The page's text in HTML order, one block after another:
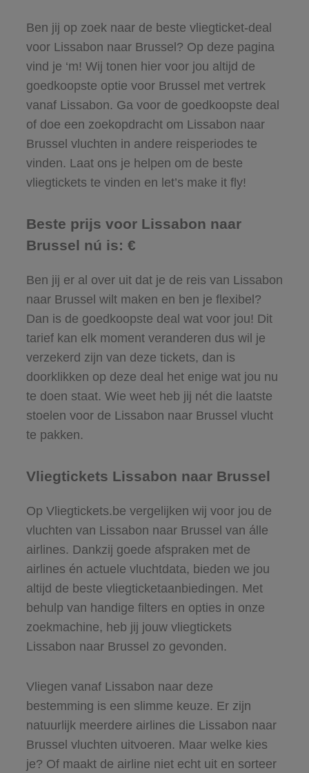
Ben jij op zoek naar de beste vliegticket-deal
voor Lissabon naar Brussel? Op deze pagina
vind je ‘m! Wij tonen hier voor jou altijd de
goedkoopste optie voor Brussel met vertrek
vanaf Lissabon. Ga voor de goedkoopste deal
of doe een zoekopdracht om Lissabon naar
Brussel vluchten in andere reisperiodes te
vinden. Laat ons je helpen om de beste
vliegtickets te vinden en let’s make it fly!
Beste prijs voor Lissabon naar
Brussel nú is: €
Ben jij er al over uit dat je de reis van Lissabon
naar Brussel wilt maken en ben je flexibel?
Dan is de goedkoopste deal wat voor jou! Dit
tarief kan elk moment veranderen dus wil je
verzekerd zijn van deze tickets, dan is
doorklikken op deze deal het enige wat jou nu
te doen staat. Wie weet heb jij nét die laatste
stoelen voor de Lissabon naar Brussel vlucht
te pakken.
Vliegtickets Lissabon naar Brussel
Op Vliegtickets.be vergelijken wij voor jou de
vluchten van Lissabon naar Brussel van álle
airlines. Dankzij goede afspraken met de
airlines én actuele vluchtdata, bieden we jou
altijd de beste vliegticketaanbiedingen. Met
behulp van handige filters en opties in onze
zoekmachine, heb jij jouw vliegtickets
Lissabon naar Brussel zo gevonden.
Vliegen vanaf Lissabon naar deze
bestemming is een slimme keuze. Er zijn
natuurlijk meerdere airlines die Lissabon naar
Brussel vluchten uitvoeren. Maar welke kies
je? Of maakt de airline niet echt uit en sorteer